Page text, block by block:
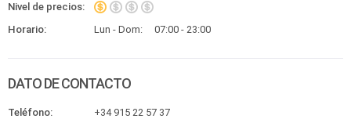
Nivel de precios:
Horario:
Lun - Dom: 07:00 - 23:00
DATO DE CONTACTO
Teléfono:
+34 915 22 57 37